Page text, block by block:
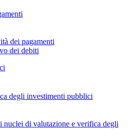
dei pagamenti
dei debiti
degli investimenti pubblici
nuclei di valutazione e verifica degli